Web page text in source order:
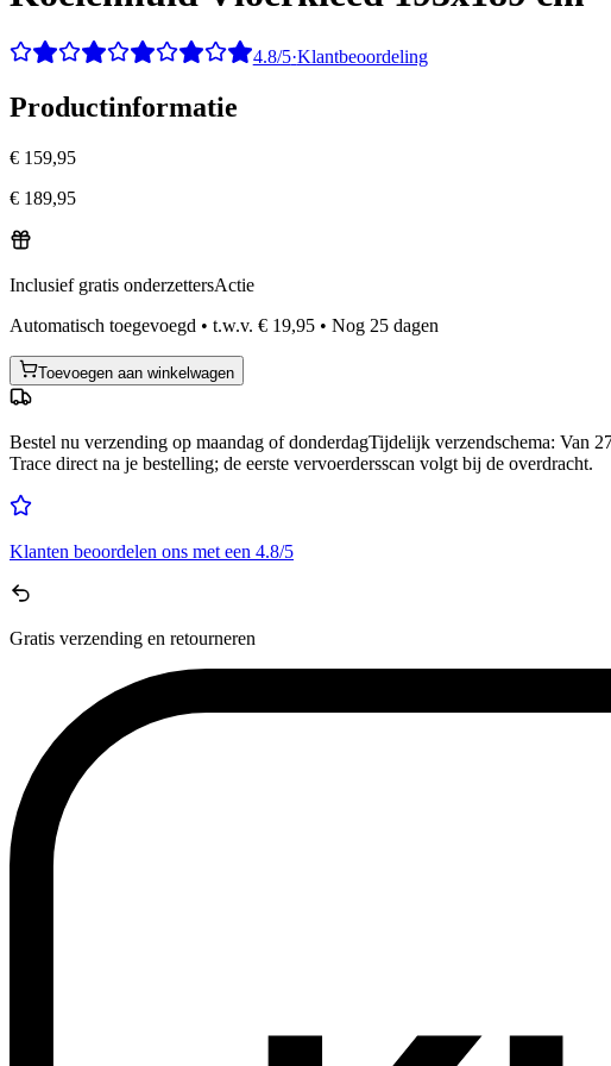
4.8/5·Klantbeoordeling
Productinformatie
€ 159,95
€ 189,95
Inclusief gratis onderzettersActie
Automatisch toegevoegd • t.w.v. € 19,95 • Nog 25 dagen
Toevoegen aan winkelwagen
Bestel nu verzending op maandag of donderdagTijdelijk verzendschema: Van
Trace direct na je bestelling; de eerste vervoerdersscan volgt bij de overdracht.
Klanten beoordelen ons met een 4.8/5
Gratis verzending en retourneren